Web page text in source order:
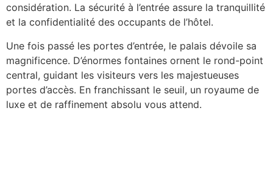
considération. La sécurité à l’entrée assure la tranquillité
et la confidentialité des occupants de l’hôtel.
Une fois passé les portes d’entrée, le palais dévoile sa
magnificence. D’énormes fontaines ornent le rond-point
central, guidant les visiteurs vers les majestueuses
portes d’accès. En franchissant le seuil, un royaume de
luxe et de raffinement absolu vous attend.